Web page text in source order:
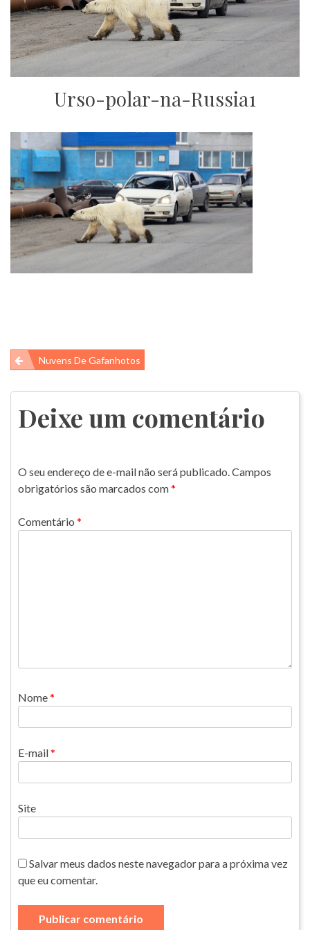
Urso-polar-na-Russia1
Navegação
de
Post
Nuvens De Gafanhotos
Deixe um comentário
O seu endereço de e-mail não será publicado.Campos
obrigatórios são marcados com*
Comentário *
Nome*
E-mail*
Site
Salvar meus dados neste navegador para a próxima vez
que eu comentar.